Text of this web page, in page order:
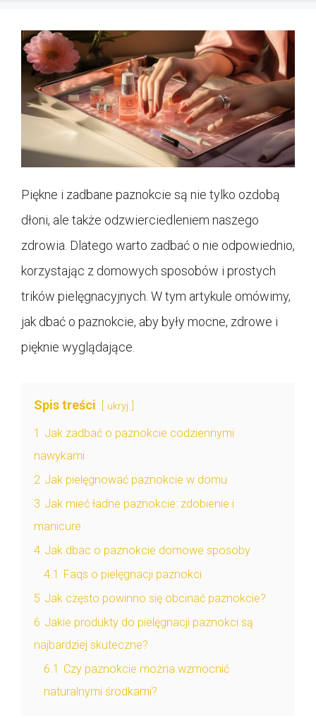
Piękne i zadbane paznokcie są nie tylko ozdobą
dłoni, ale także odzwierciedleniem naszego
zdrowia. Dlatego warto zadbać o nie odpowiednio,
korzystając z domowych sposobów i prostych
trików pielęgnacyjnych. W tym artykule omówimy,
jak dbać o paznokcie, aby były mocne, zdrowe i
pięknie wyglądające.
Spis treści ukryj
1 Jak zadbać o paznokcie codziennymi
nawykami
2 Jak pielęgnować paznokcie w domu
3 Jak mieć ładne paznokcie: zdobienie i
manicure
4 Jak dbac o paznokcie domowe sposoby
4.1
Faqs o pielęgnacji paznokci
5 Jak często powinno się obcinać paznokcie?
6 Jakie produkty do pielęgnacji paznokci są
najbardziej skuteczne?
6.1 Czy paznokcie można wzmocnić
naturalnymi środkami?